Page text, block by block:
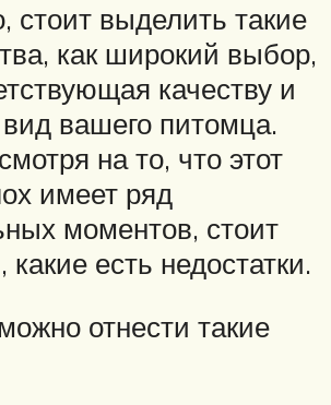
стоит выделить такие
как широкий выбор,
качеству и
вашего питомца.
на то, что этот
имеет ряд
моментов, стоит
какие есть недостатки.
отнести такие